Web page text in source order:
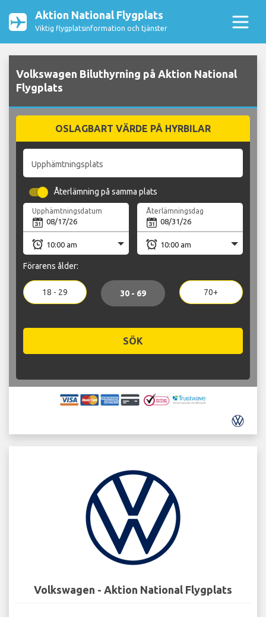
Aktion National Flygplats
Viktig flygplatsinformation och tjänster
Volkswagen Biluthyrning på Aktion National
Flygplats
OSLAGBART VÄRDE PÅ HYRBILAR
Upphämtningsplats
Återlämning på samma plats
Upphämtningsdatum Återlämningsdag
Förarens ålder:
18 - 29 30 - 69 70+
SÖK
Volkswagen - Aktion National Flygplats